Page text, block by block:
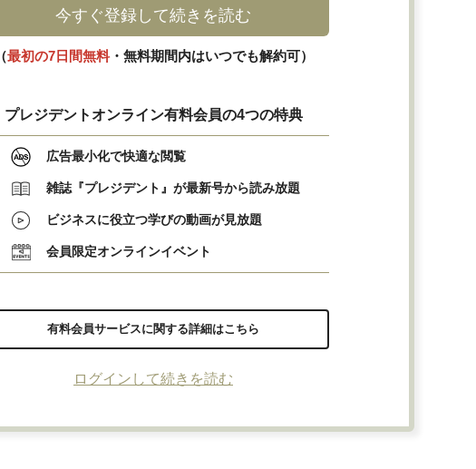
今すぐ登録して続きを読む
（最初の7日間無料・無料期間内はいつでも解約可）
プレジデントオンライン有料会員の4つの特典
広告最小化で快適な閲覧
雑誌『プレジデント』が最新号から読み放題
ビジネスに役立つ学びの動画が見放題
会員限定オンラインイベント
有料会員サービスに関する詳細はこちら
ログインして続きを読む